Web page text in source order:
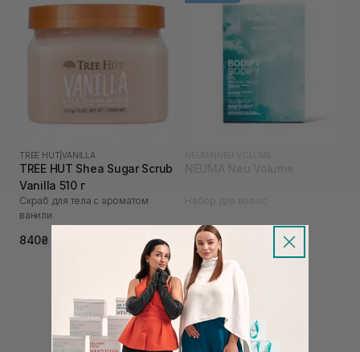
TREE HUT |VANILLA
TREE HUT Shea Sugar Scrub
Vanilla 510 г
Скраб для тела с ароматом
ванили
840₴ 2 750₴